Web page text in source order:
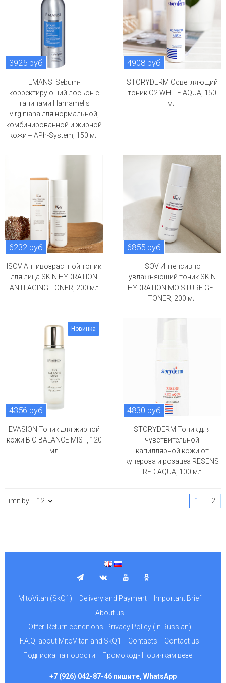
3925 руб
EMANSI Sebum-
корректирующий лосьон с
танинами Hamamelis
virginiana для нормальной,
комбинированной и жирной
кожи + APh-System, 150 мл
4908 руб
STORYDERM Осветляющий
тоник O2 WHITE AQUA, 150
мл
6232 руб
ISOV Антивозрастной тоник
для лица SKIN HYDRATION
ANTI-AGING TONER, 200 мл
6855 руб
ISOV Интенсивно
увлажняющий тоник SKIN
HYDRATION MOISTURE GEL
TONER, 200 мл
Новинка
4356 руб
EVASION Тоник для жирной
кожи BIO BALANCE MIST, 120
мл
4830 руб
STORYDERM Тоник для
чувствительной
капиллярной кожи от
купероза и розацеа RESENS
RED AQUA, 100 мл
Limit by 1 2
MitoVitan (SkQ1) Delivery and Payment
Important Brief
About us
Offer. Return conditions. Privacy Policy (in Russian)
F.A.Q. about MitoVitan and SkQ1
Contacts
Contact us
Подписка на новости
Промокод - Новичкам везет
+7 (926) 042-87-46 пишите, WhatsApp